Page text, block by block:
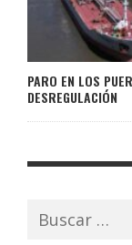
PARO EN LOS
DESREGULACIÓN
Buscar: